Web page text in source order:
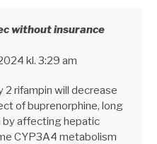
without insurance
kl. 3:29 am
2 rifampin will decrease
of buprenorphine, long
by affecting hepatic
CYP3A4 metabolism